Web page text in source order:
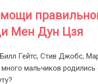
Мен Дун Цзя
Гейтс, Стив Джобс,
мальчиков родились